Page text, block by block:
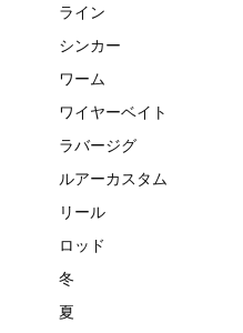
ライン
シンカー
ワーム
ワイヤーベイト
ラバージグ
ルアーカスタム
リール
ロッド
冬
夏